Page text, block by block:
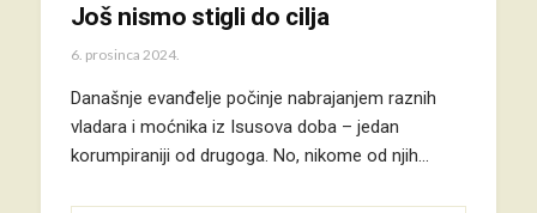
Još nismo stigli do cilja
6. prosinca 2024.
Današnje evanđelje počinje nabrajanjem raznih
vladara i moćnika iz Isusova doba – jedan
korumpiraniji od drugoga. No, nikome od njih…